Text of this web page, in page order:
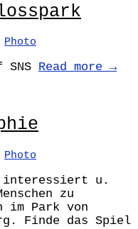
Photo
Read more →
Photo
interessiert u.
zu
im Park von
Finde das Spiel